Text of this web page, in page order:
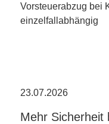
Vorsteuerabzug bei
einzelfallabhängig
23.07.2026
Mehr Sicherheit